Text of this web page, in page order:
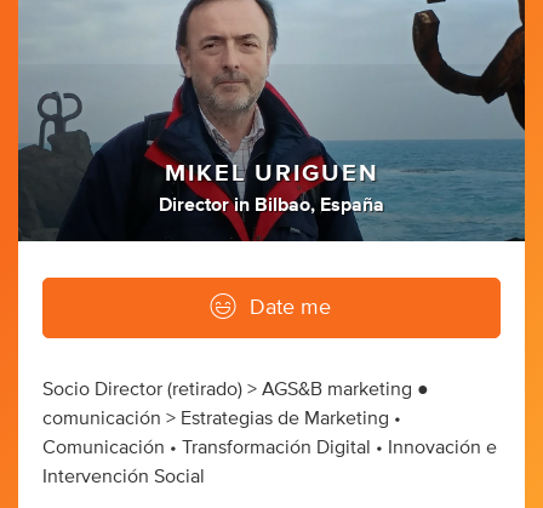
MIKEL URIGUEN
Director in Bilbao, España
Date me
Socio Director (retirado) > AGS&B marketing ●
comunicación > Estrategias de Marketing •
Comunicación • Transformación Digital • Innovación e
Intervención Social